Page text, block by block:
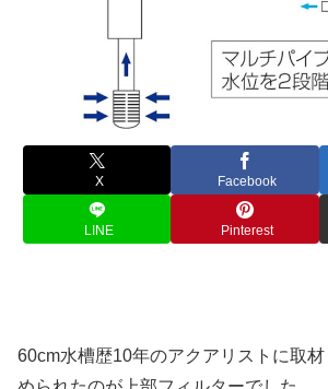
X Facebook
LINE Pinterest
60cm水槽歴10年のアクアリストに取